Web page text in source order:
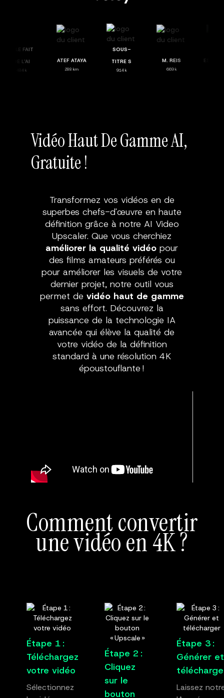
ELLE FAIT
DE L'AI
484 k
ATEF ATAYA
288 km
SOUS-
TITRE S
914 k
M. REIS
669 k
Vidéo Haut De Gamme AI,
Gratuite !
Transformez vos vidéos en de
superbes chefs-d'œuvre en haute
définition grâce à notre AI Video
Upscaler. Que vous cherchiez
améliorer la qualité vidéo pour
des films amateurs préférés ou
pour améliorer les visuels de votre
dernier projet, notre outil vous
permet de vidéo haut de gamme
sans effort. Découvrez la
puissance de la technologie IA
avancée qui élève la qualité de
votre vidéo de la définition
standard à une résolution 4K
époustouflante !
Comment convertir
une vidéo en 4K ?
Étape 1 :
Téléchargez
votre vidéo
Sélectionnez
Étape 2 :
Cliquez
sur le
bouton
Étape 3 :
Générer et
Laissez